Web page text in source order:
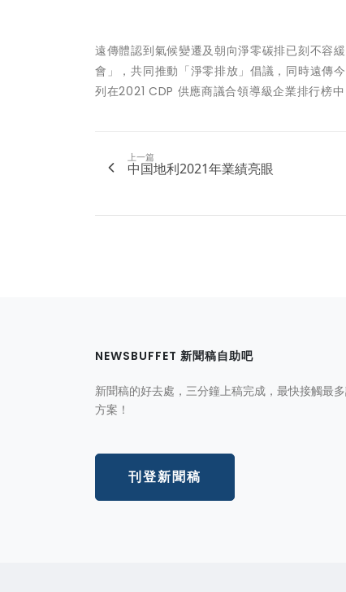
遠傳體認到氣候變遷及朝向淨零碳排已刻不容
會」，共同推動「淨零排放」倡議，同時遠傳
列在2021 CDP 供應商議合領導級企業排行榜
上一篇
中国地利2021年業績亮眼
NEWSBUFFET 新聞稿自助吧
新聞稿的好去處，三分鐘上稿完成，最快接觸最
方案！
刊登新聞稿